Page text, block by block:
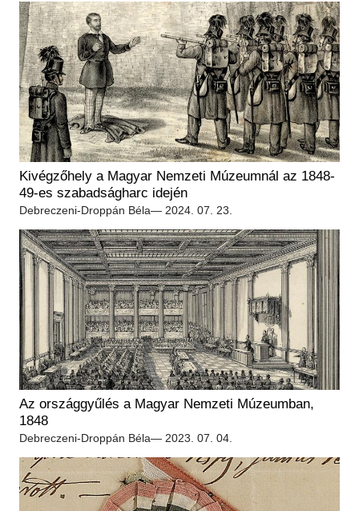
Kivégzőhely a Magyar Nemzeti Múzeumnál az 1848-
49-es szabadságharc idején
Debreczeni-Droppán Béla— 2024. 07. 23.
Az országgyűlés a Magyar Nemzeti Múzeumban,
1848
Debreczeni-Droppán Béla— 2023. 07. 04.